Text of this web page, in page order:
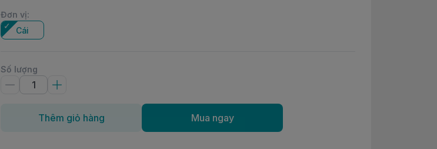
Đơn vị:
Cái
Số lượng
Thêm giỏ hàng Mua ngay